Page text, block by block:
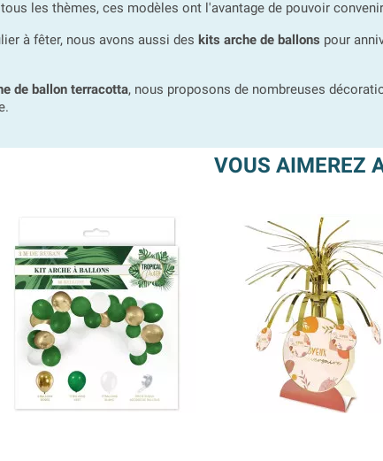
les thèmes, ces modèles ont l'avantage de pouvoir
à fêter, nous avons aussi des kits arche de ballons pour
de ballon terracotta, nous proposons de nombreuses
VOUS AIMEREZ